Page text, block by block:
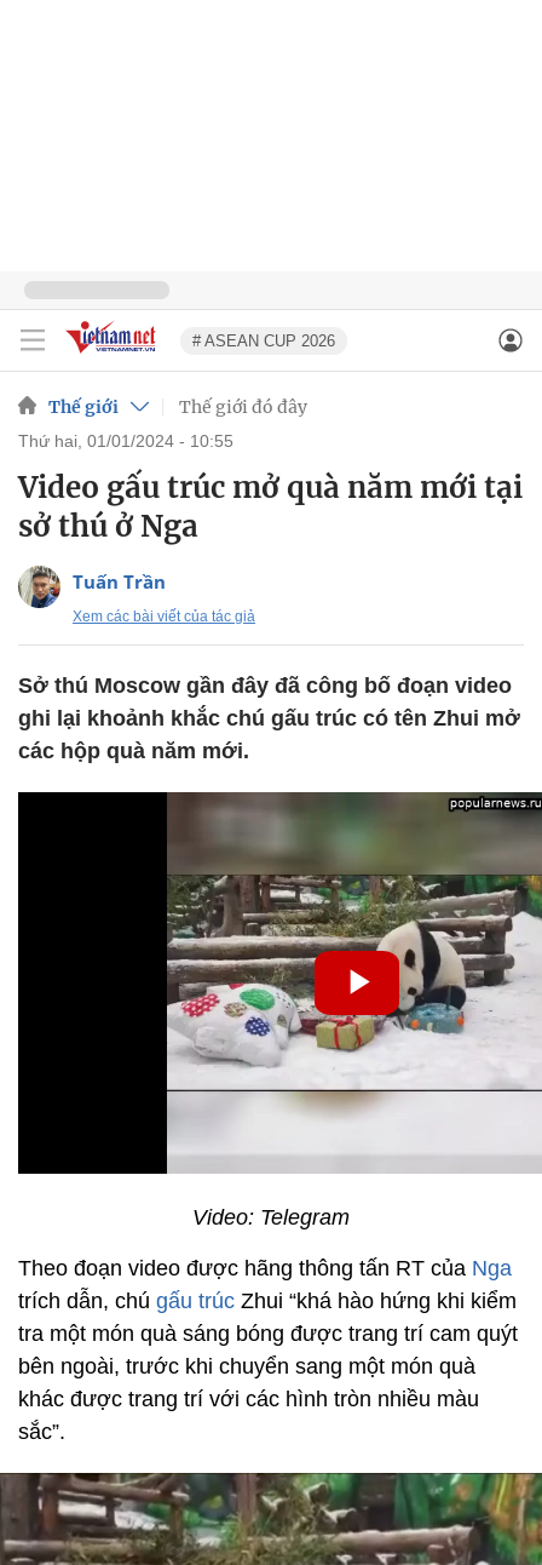
# ASEAN CUP 2026
Thế giới Thế giới đó đây
thứ hai, 01/01/2024 - 10:55
Video gấu trúc mở quà năm mới tại
sở thú ở Nga
Tuấn Trần
Xem các bài viết của tác giả
Sở thú Moscow gần đây đã công bố đoạn video
ghi lại khoảnh khắc chú gấu trúc có tên Zhui mở
các hộp quà năm mới.
Video: Telegram
Theo đoạn video được hãng thông tấn RT của Nga
trích dẫn, chú gấu trúc Zhui “khá hào hứng khi kiểm
tra một món quà sáng bóng được trang trí cam quýt
bên ngoài, trước khi chuyển sang một món quà
khác được trang trí với các hình tròn nhiều màu
sắc”.